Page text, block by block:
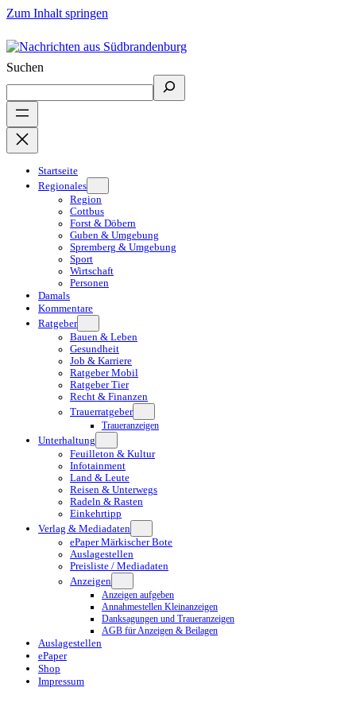
Zum Inhalt springen
Suchen
Startseite
Regionales
Region
Cottbus
Forst & Döbern
Guben & Umgebung
Spremberg & Umgebung
Sport
Wirtschaft
Personen
Damals
Kommentare
Ratgeber
Bauen & Leben
Gesundheit
Job & Karriere
Ratgeber Mobil
Ratgeber Tier
Recht & Finanzen
Trauerratgeber
Traueranzeigen
Unterhaltung
Feuilleton & Kultur
Infotainment
Land & Leute
Reisen & Unterwegs
Radeln & Rasten
Einkehrtipp
Verlag & Mediadaten
ePaper Märkischer Bote
Auslagestellen
Preisliste / Mediadaten
Anzeigen
Anzeigen aufgeben
Annahmestellen Kleinanzeigen
Danksagungen und Traueranzeigen
AGB für Anzeigen & Beilagen
Auslagestellen
ePaper
Shop
Impressum